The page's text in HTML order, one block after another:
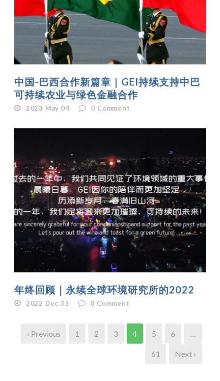
中国-巴西合作新篇章｜GEI持续支持中巴
可持续农业与绿色金融合作
2023 May 04 0 Comment
年终回顾｜永续全球环境研究所的2022
2022 Dec 31 0 Comment
‹ Previous 1 2 3 4 5 6
61 Next ›